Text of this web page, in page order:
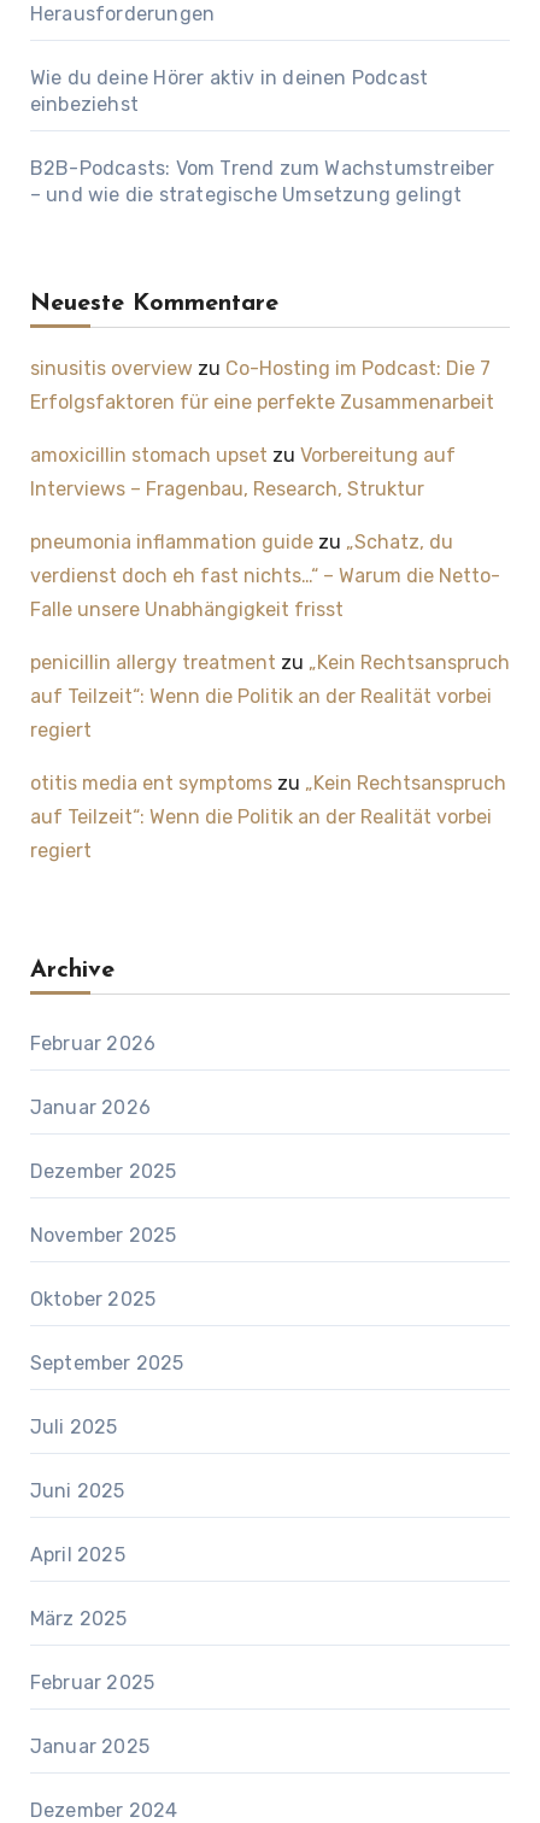
Herausforderungen
Wie du deine Hörer aktiv in deinen Podcast
einbeziehst
B2B-Podcasts: Vom Trend zum Wachstumstreiber
– und wie die strategische Umsetzung gelingt
Neueste Kommentare
sinusitis overviewzu Co-Hosting im Podcast: Die 7
Erfolgsfaktoren für eine perfekte Zusammenarbeit
amoxicillin stomach upset zu Vorbereitung auf
Interviews – Fragenbau, Research, Struktur
pneumonia inflammation guidezu „Schatz, du
verdienst doch eh fast nichts…“ – Warum die Netto-
Falle unsere Unabhängigkeit frisst
penicillin allergy treatment zu „Kein Rechtsanspruch
auf Teilzeit“: Wenn die Politik an der Realität vorbei
regiert
otitis media ent symptomszu „Kein Rechtsanspruch
auf Teilzeit“: Wenn die Politik an der Realität vorbei
regiert
Archive
Februar 2026
Januar 2026
Dezember 2025
November 2025
Oktober 2025
September 2025
Juli 2025
Juni 2025
April 2025
März 2025
Februar 2025
Januar 2025
Dezember 2024